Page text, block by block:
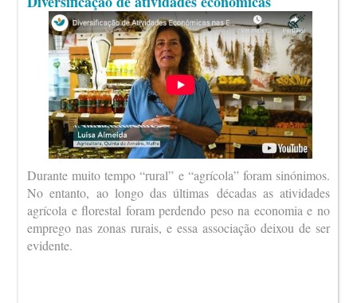
Durante muito tempo “rural” e “agrícola” foram sinónimos.
No entanto, ao longo das últimas décadas as atividades
agrícola e florestal foram perdendo peso na economia e no
emprego nas zonas rurais, e essa associação deixou de ser
evidente.